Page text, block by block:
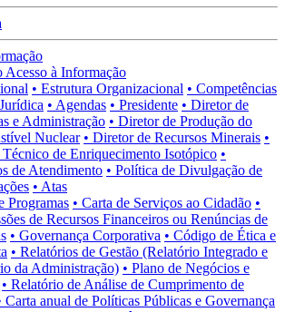
Acesso à Informação
• Estrutura Organizacional • Competências
• Agendas • Presidente • Diretor de
e Administração • Diretor de Produção do
Nuclear • Diretor de Recursos Minerais •
de Enriquecimento Isotópico •
de Atendimento • Política de Divulgação de
• Atas
Programas • Carta de Serviços ao Cidadão •
de Recursos Financeiros ou Renúncias de
• Governança Corporativa • Código de Ética e
• Relatórios de Gestão (Relatório Integrado e
da Administração) • Plano de Negócios e
• Relatório de Análise de Cumprimento de
Carta anual de Políticas Públicas e Governança